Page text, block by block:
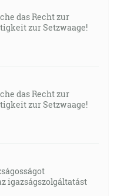
das Recht zur
zur Setzwaage!
das Recht zur
zur Setzwaage!
igazságszolgáltatást